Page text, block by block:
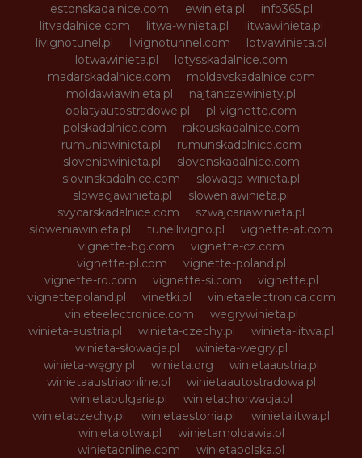
estonskadalnice.com
ewinieta.pl
info365.pl
litvadalnice.com
litwa-winieta.pl
litwawinieta.pl
livignotunel.pl
livignotunnel.com
lotvawinieta.pl
lotwawinieta.pl
lotysskadalnice.com
madarskadalnice.com
moldavskadalnice.com
moldawiawinieta.pl
najtanszewiniety.pl
oplatyautostradowe.pl
pl-vignette.com
polskadalnice.com
rakouskadalnice.com
rumuniawinieta.pl
rumunskadalnice.com
sloveniawinieta.pl
slovenskadalnice.com
slovinskadalnice.com
slowacja-winieta.pl
slowacjawinieta.pl
sloweniawinieta.pl
svycarskadalnice.com
szwajcariawinieta.pl
słoweniawinieta.pl
tunellivigno.pl
vignette-at.com
vignette-bg.com
vignette-cz.com
vignette-pl.com
vignette-poland.pl
vignette-ro.com
vignette-si.com
vignette.pl
vignettepoland.pl
vinetki.pl
vinietaelectronica.com
vinieteelectronice.com
wegrywinieta.pl
winieta-austria.pl
winieta-czechy.pl
winieta-litwa.pl
winieta-słowacja.pl
winieta-wegry.pl
winieta-węgry.pl
winieta.org
winietaaustria.pl
winietaaustriaonline.pl
winietaautostradowa.pl
winietabulgaria.pl
winietachorwacja.pl
winietaczechy.pl
winietaestonia.pl
winietalitwa.pl
winietalotwa.pl
winietamoldawia.pl
winietaonline.com
winietapolska.pl